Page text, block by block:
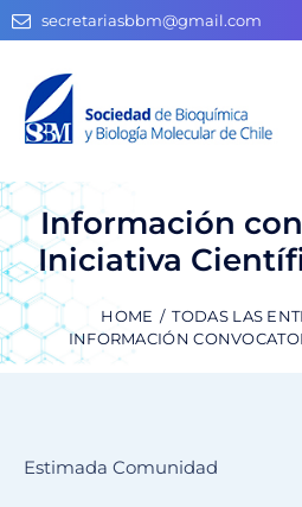
secretariasbbm@gmail.com
Información
Iniciativa
HOME TODAS LAS
INFORMACIÓN
Estimada Comunidad